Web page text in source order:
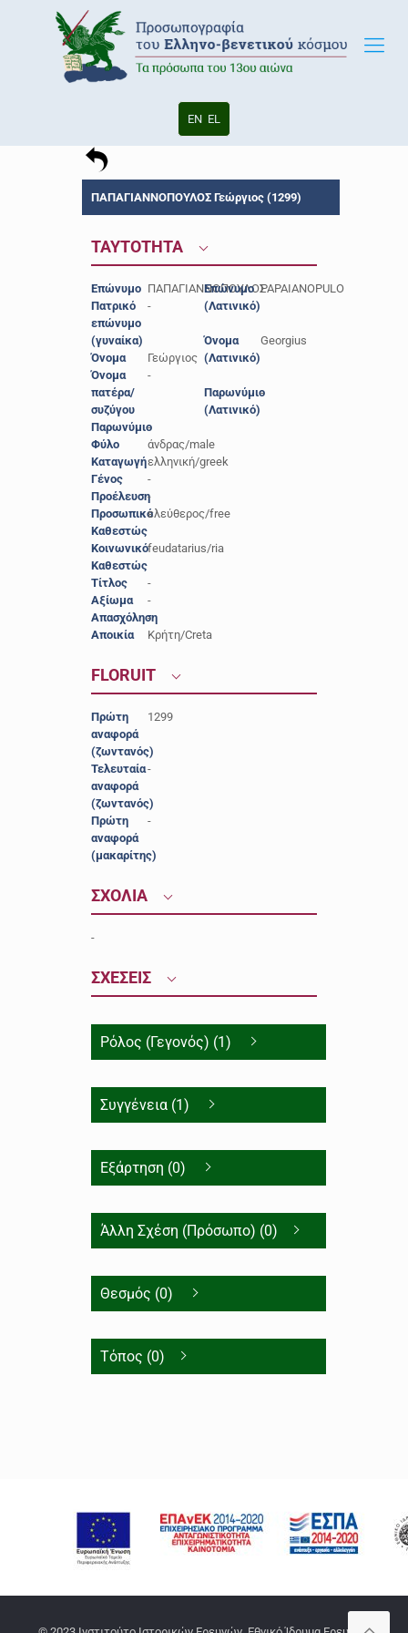
EN EL
ΠΑΠΑΓΙΑΝΝΟΠΟΥΛΟΣ Γεώργιος (1299)
ΤΑΥΤΟΤΗΤΑ
Επώνυμο ΠΑΠΑΓΙΑΝΝΟΠΟΥΛΟΣ
Πατρικό
επώνυμο
(γυναίκα)
-
Όνομα
Γεώργιος
Όνομα
πατέρα/
συζύγου
-
Παρωνύμιο
-
Φύλο
άνδρας/male
Καταγωγήελληνική/greek
Γένος
-
Προέλευση-
Προσωπικό
Καθεστώς
ελεύθερος/free
Κοινωνικό
Καθεστώς
feudatarius/ria
Τίτλος
-
Αξίωμα
-
Απασχόληση
-
Αποικία
Κρήτη/Creta
Επώνυμο
(Λατινικό)
PAPAIANOPULO
Όνομα
(Λατινικό)
Georgius
Παρωνύμιο
(Λατινικό)
-
FLORUIT
Πρώτη
αναφορά
(ζωντανός)
1299
Τελευταία
αναφορά
(ζωντανός)
-
Πρώτη
αναφορά
(μακαρίτης)
-
ΣΧΟΛΙΑ
-
ΣΧΕΣΕΙΣ
Ρόλος (Γεγονός) (1)
Συγγένεια (1)
Εξάρτηση (0)
Άλλη Σχέση (Πρόσωπο) (0)
Θεσμός (0)
Τόπος (0)